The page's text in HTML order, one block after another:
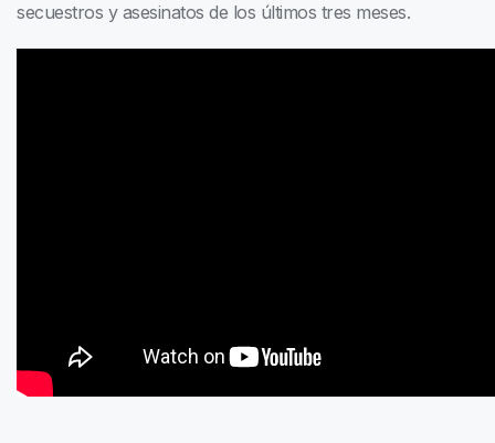
secuestros y asesinatos de los últimos tres meses.